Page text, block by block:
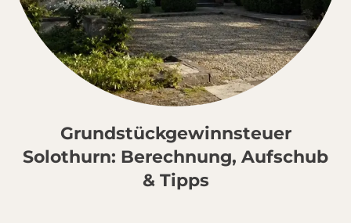
Grundstückgewinnsteuer
Solothurn: Berechnung, Aufschub
& Tipps